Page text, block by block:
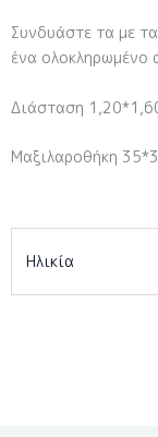
Συνδυάστε τα με
ένα ολοκληρωμένο
Διάσταση
Μαξιλαροθήκη
Ηλικία